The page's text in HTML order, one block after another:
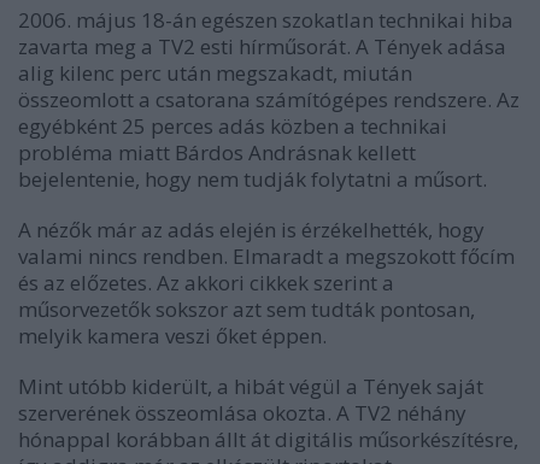
2006. május 18-án egészen szokatlan technikai hiba
zavarta meg a TV2 esti hírműsorát. A Tények adása
alig kilenc perc után megszakadt, miután
összeomlott a csatorana számítógépes rendszere. Az
egyébként 25 perces adás közben a technikai
probléma miatt Bárdos Andrásnak kellett
bejelentenie, hogy nem tudják folytatni a műsort.
A nézők már az adás elején is érzékelhették, hogy
valami nincs rendben. Elmaradt a megszokott főcím
és az előzetes. Az akkori cikkek szerint a
műsorvezetők sokszor azt sem tudták pontosan,
melyik kamera veszi őket éppen.
Mint utóbb kiderült, a hibát végül a Tények saját
szerverének összeomlása okozta. A TV2 néhány
hónappal korábban állt át digitális műsorkészítésre,